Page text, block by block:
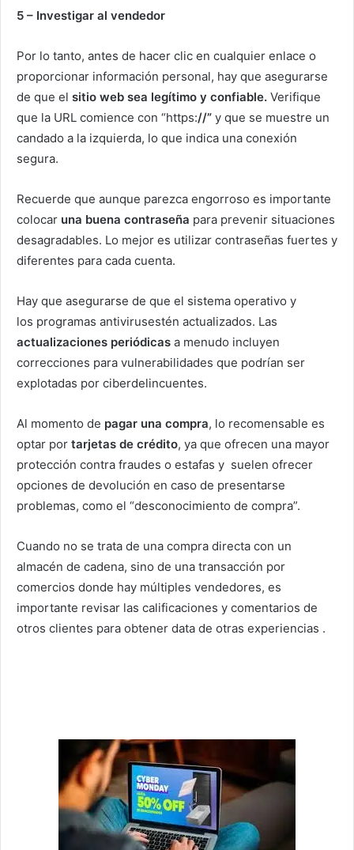
5 – Investigar al vendedor
Por lo tanto, antes de hacer clic en cualquier enlace o
proporcionar información personal, hay que asegurarse
de que el sitio web sea legítimo y confiable. Verifique
que la URL comience con “https://” y que se muestre un
candado a la izquierda, lo que indica una conexión
segura.
Recuerde que aunque parezca engorroso es importante
colocar una buena contraseña para prevenir situaciones
desagradables. Lo mejor es utilizar contraseñas fuertes y
diferentes para cada cuenta.
Hay que asegurarse de que el sistema operativo y
los programas antivirusestén actualizados. Las
actualizaciones periódicas a menudo incluyen
correcciones para vulnerabilidades que podrían ser
explotadas por ciberdelincuentes.
Al momento de pagar una compra, lo recomensable es
optar por tarjetas de crédito, ya que ofrecen una mayor
protección contra fraudes o estafas y suelen ofrecer
opciones de devolución en caso de presentarse
problemas, como el “desconocimiento de compra”.
Cuando no se trata de una compra directa con un
almacén de cadena, sino de una transacción por
comercios donde hay múltiples vendedores, es
importante revisar las calificaciones y comentarios de
otros clientes para obtener data de otras experiencias .